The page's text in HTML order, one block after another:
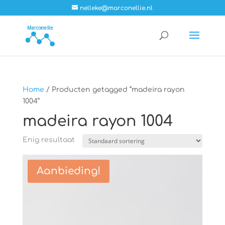
nelleke@marconellie.nl
Home / Producten getagged “madeira rayon
1004”
madeira rayon 1004
Enig resultaat
Aanbieding!